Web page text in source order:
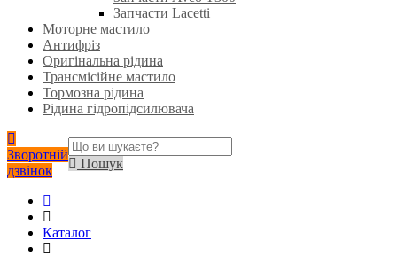
Запчасти Lacetti
Моторне мастило
Антифріз
Оригінальна рідина
Трансмісійне мастило
Тормозна рідина
Рідина гідропідсилювача
Зворотній
дзвінок
Пошук
Каталог